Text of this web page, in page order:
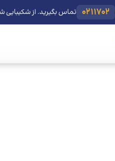
0211702 تماس بگیرید. از شکیبایی